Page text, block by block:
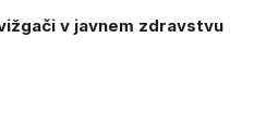
v javnem zdravstvu